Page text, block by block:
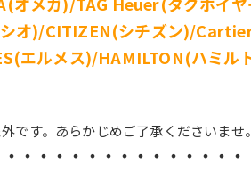
オ)/CITIZEN(シチズン)/
エルメス)/HAMILTON(ハミル
です。あらかじめご了承くださいませ。
・・・・・・・・・・・・・・